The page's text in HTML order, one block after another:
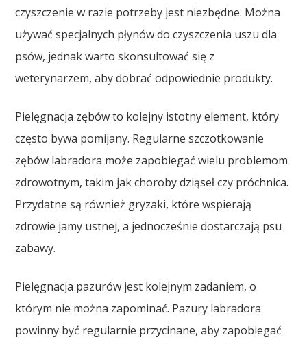
czyszczenie w razie potrzeby jest niezbędne. Można
używać specjalnych płynów do czyszczenia uszu dla
psów, jednak warto skonsultować się z
weterynarzem, aby dobrać odpowiednie produkty.
Pielęgnacja zębów to kolejny istotny element, który
często bywa pomijany. Regularne szczotkowanie
zębów labradora może zapobiegać wielu problemom
zdrowotnym, takim jak choroby dziąseł czy próchnica.
Przydatne są również gryzaki, które wspierają
zdrowie jamy ustnej, a jednocześnie dostarczają psu
zabawy.
Pielęgnacja pazurów jest kolejnym zadaniem, o
którym nie można zapominać. Pazury labradora
powinny być regularnie przycinane, aby zapobiegać